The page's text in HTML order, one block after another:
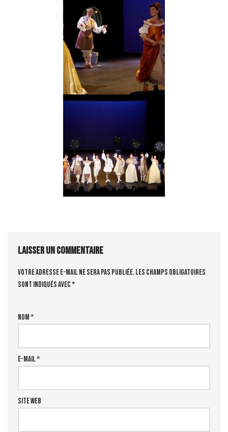
Laisser un commentaire
Votre adresse e-mail ne sera pas publiée.Les champs obligatoires
sont indiqués avec*
Nom*
E-mail*
Site web